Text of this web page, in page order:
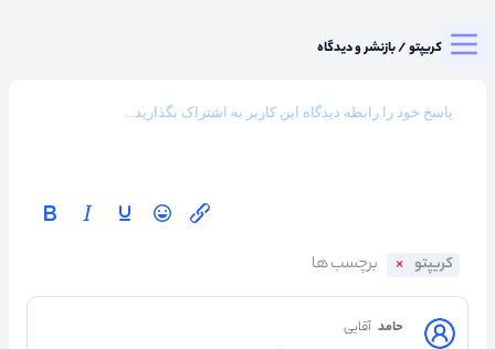
میزگرد کریپتو/بازنشر و دیدگاه
کریپتو
حامد آقایی